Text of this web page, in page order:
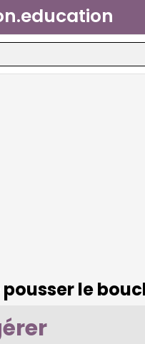
pousser le